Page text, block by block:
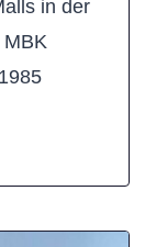
in der
MBK